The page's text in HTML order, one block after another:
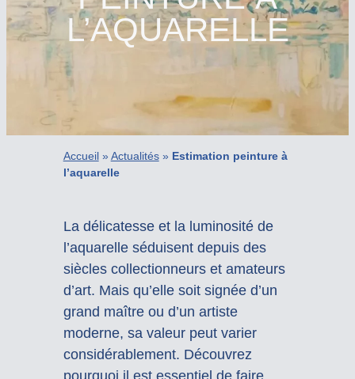
L’AQUARELLE
Accueil»Actualités» Estimation peinture à
l’aquarelle
La délicatesse et la luminosité de
l’aquarelle séduisent depuis des
siècles collectionneurs et amateurs
d’art. Mais qu’elle soit signée d’un
grand maître ou d’un artiste
moderne, sa valeur peut varier
considérablement. Découvrez
pourquoi il est essentiel de faire